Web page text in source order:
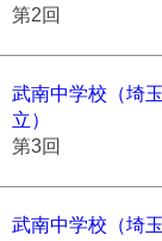
第2回
武南中学校（埼
立）
第3回
武南中学校（埼